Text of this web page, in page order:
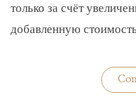
только за счёт
добавленную